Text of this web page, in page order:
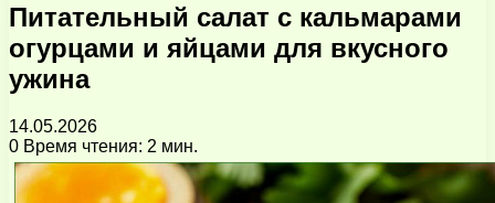
Питательный салат с кальмарами
огурцами и яйцами для вкусного
ужина
14.05.2026
0 Время чтения: 2 мин.